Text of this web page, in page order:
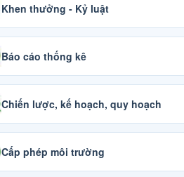
Khen thưởng - Kỷ luật
Báo cáo thống kê
Chiến lược, kế hoạch, quy hoạch
Cấp phép môi trường